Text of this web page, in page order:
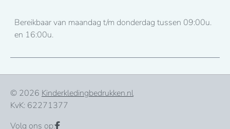
Bereikbaar van maandag t/m donderdag tussen 09:00u.
en 16:00u.
© 2026 Kinderkledingbedrukken.nl
KvK: 62271377
Volg ons op: